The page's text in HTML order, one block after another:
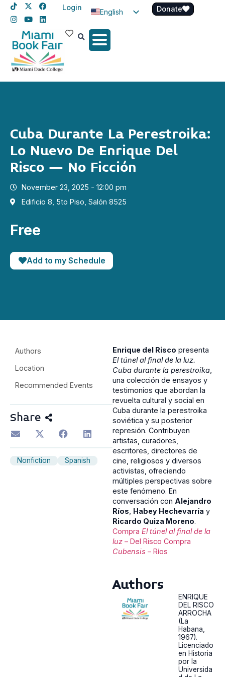
Login
English
Spanish
Donate
Cuba Durante La Perestroika:
Lo Nuevo De Enrique Del
Risco – No Ficción
November 23, 2025 - 12:00 pm
Edificio 8, 5to Piso, Salón 8525
Free
Add to my Schedule
Authors
Location
Recommended Events
Share
Nonfiction Spanish
Enrique del Risco presenta
El túnel al final de la luz.
Cuba durante la perestroika,
una colección de ensayos y
testimonios que abordan la
revuelta cultural y social en
Cuba durante la perestroika
soviética y su posterior
represión. Contribuyen
artistas, curadores,
escritores, directores de
cine, religiosos y diversos
activistas, ofreciendo
múltiples perspectivas sobre
este fenómeno. En
conversación con Alejandro
Ríos, Habey Hechevarría y
Ricardo Quiza Moreno.
Compra El túnel al final de la
luz – Del Risco Compra
Cubensis – Ríos
Authors
ENRIQUE
DEL RISCO
ARROCHA
(La
Habana,
1967).
Licenciado
en Historia
por la
Universida